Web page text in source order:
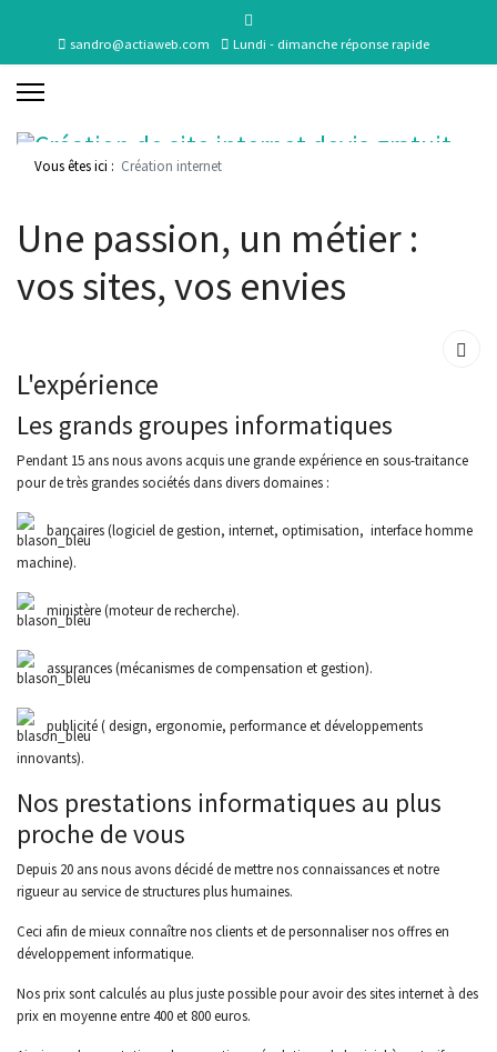
sandro@actiaweb.com Lundi - dimanche réponse rapide
Vous êtes ici : Création internet
Une passion, un métier :
vos sites, vos envies
L'expérience
Les grands groupes informatiques
Pendant 15 ans nous avons acquis une grande expérience en sous-traitance
pour de très grandes sociétés dans divers domaines :
bancaires (logiciel de gestion, internet, optimisation, interface homme
machine).
ministère (moteur de recherche).
assurances (mécanismes de compensation et gestion).
publicité ( design, ergonomie, performance et développements
innovants).
Nos prestations informatiques au plus
proche de vous
Depuis 20 ans nous avons décidé de mettre nos connaissances et notre
rigueur au service de structures plus humaines.
Ceci afin de mieux connaître nos clients et de personnaliser nos offres en
développement informatique.
Nos prix sont calculés au plus juste possible pour avoir des sites internet à des
prix en moyenne entre 400 et 800 euros.